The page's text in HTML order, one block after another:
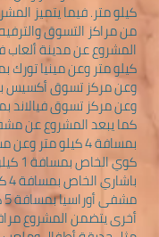
كيلو متر. فيما يتميز
من مراكز التسوق
كما يبعد المشروع عن
بمسافة 4 كيلو
كوي
أخرى يتضمن المشروع